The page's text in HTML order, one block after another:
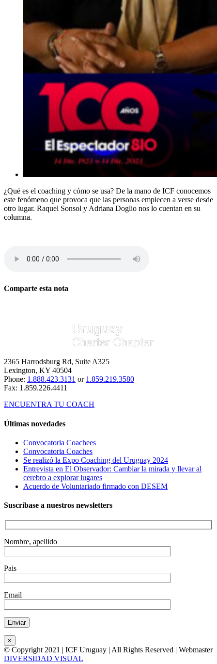
¿Qué es el coaching y cómo se usa? De la mano de ICF conocemos
este fenómeno que provoca que las personas empiecen a verse desde
otro lugar. Raquel Sonsol y Adriana Doglio nos lo cuentan en su
columna.
Comparte esta nota
2365 Harrodsburg Rd, Suite A325
Lexington, KY 40504
Phone: 1.888.423.3131 or 1.859.219.3580
Fax: 1.859.226.4411
ENCUENTRA TU COACH
Últimas novedades
Convocatoria Coachees
Convocatoria Coaches
Se realizó la Expo Coaching del Uruguay 2024
Entrevista en El Observador: Cambiar la mirada y llevar al
cerebro a explorar lugares
Acuerdo de Voluntariado firmado con DESEM
Suscríbase a nuestros newsletters
Nombre, apellido
Pais
Email
×
© Copyright 2021 | ICF Uruguay | All Rights Reserved | Webmaster
DIVERSIDAD VISUAL